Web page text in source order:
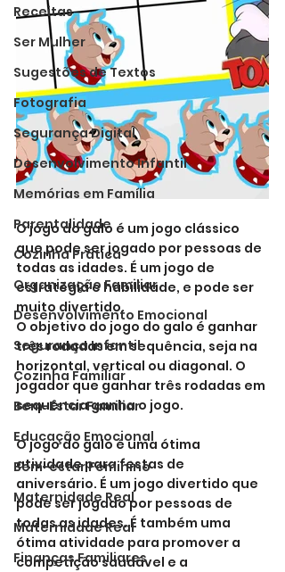
Receitas
Ser Mulher
Sugestões de Textos
Fotografia
Segurança Digital
Desenvolvimento Infantil
Memórias em Família
Parentalidade
Cozinha Prática
Organização Familiar
Desenvolvimento Emocional
Segurança Infantil
Cozinha Familiar
Bem-Estar Familiar
Educação Emocional
Bem-estar Feminino
Maternidade Real
Maternidade Real
Finanças Familiares
O jogo do galo é um jogo clássico
que pode ser jogado por pessoas de
todas as idades. É um jogo de
estratégia e habilidade, e pode ser
muito divertido.
O objetivo do jogo do galo é ganhar
três rodadas em sequência, seja na
horizontal, vertical ou diagonal. O
jogador que ganhar três rodadas em
sequência ganha o jogo.
O jogo do galo é uma ótima
atividade para festas de
aniversário. É um jogo divertido que
pode ser jogado por pessoas de
todas as idades. É também uma
ótima atividade para promover a
competição saudável e a